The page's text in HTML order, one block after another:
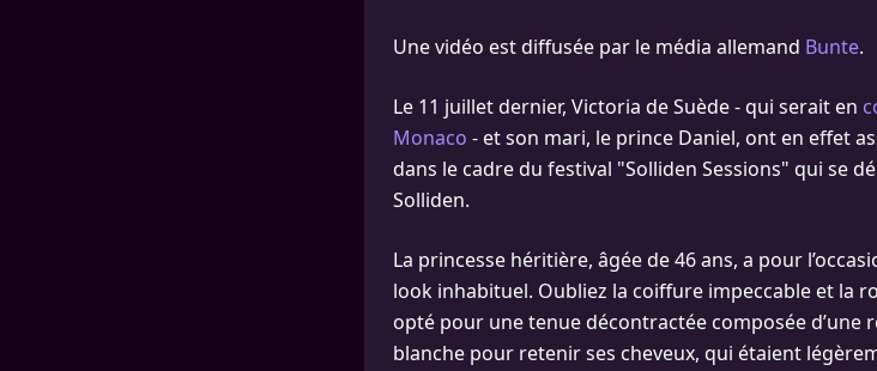
Une vidéo est diffusée par le média allemand Bunte.
Le 11 juillet dernier, Victoria de Suède - qui serait en
Monaco - et son mari, le prince Daniel, ont en effet
dans le cadre du festival "Solliden Sessions" qui se
Solliden.
La princesse héritière, âgée de 46 ans, a pour
look inhabituel. Oubliez la coiffure impeccable et la
opté pour une tenue décontractée composée d’une
blanche pour retenir ses cheveux, qui étaient